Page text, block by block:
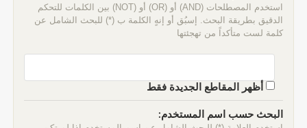
استخدم المصطلحات (AND) أو (OR) أو (NOT) بين الكلمات للتحكم
الدقيق بطريقة البحث. إسبُق أو إنهٍ الكلمة ب (*) للبحث الشامل عن
كلمة لست متأكداً من تهجئتها
أظهر المقاطع الجديدة فقط
البحث حسب اسم المستخدم: